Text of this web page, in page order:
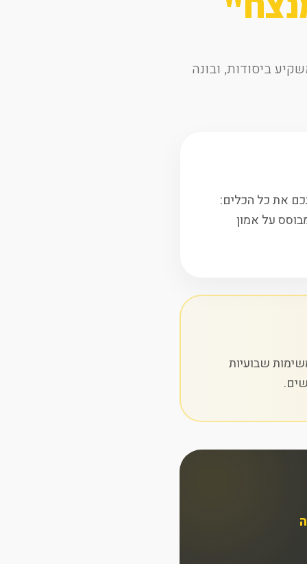
ביסודות, ובונה
את כל הכלים:
על אמון
שבועיות